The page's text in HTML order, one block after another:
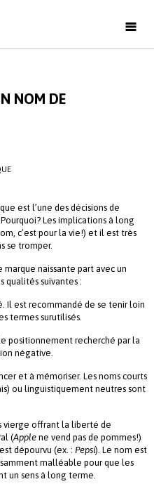
NOM DE
est l’une des décisions de
Les implications à long
c’est pour la vie!) et il est très
se tromper.
naissante part avec un
qualités suivantes :
Il est recommandé de se tenir loin
termes surutilisés.
positionnement recherché par la
négative.
et à mémoriser. Les noms courts
ou linguistiquement neutres sont
vierge offrant la liberté de
(Apple ne vend pas de pommes!)
dépourvu (ex. : Pepsi). Le nom est
malléable pour que les
un sens à long terme.